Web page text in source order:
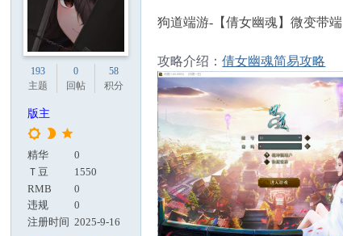
193
主题
0
回帖
58
积分
版主
精华
0
Ｔ豆
1550
RMB
0
违规
0
注册时间 2025-9-16
狗道端游-【倩女幽魂】微变带端
攻略介绍：倩女幽魂简易攻略